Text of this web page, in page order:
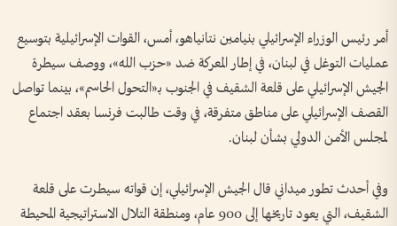
أمر رئيس الوزراء الإسرائيلي بنيامين نتانياهو، أمس، القوات الإسرائيلية بتوسيع
عمليات التوغل في لبنان، في إطار المعركة ضد «حزب الله»، ووصف سيطرة
الجيش الإسرائيلي على قلعة الشقيف في الجنوب بـ«التحول الحاسم»، بينما تواصل
القصف الإسرائيلي على مناطق متفرقة، في وقت طالبت فرنسا بعقد اجتماع
لمجلس الأمن الدولي بشأن لبنان.
وفي أحدث تطور ميداني قال الجيش الإسرائيلي، إن ‌قواته سيطرت على قلعة
الشقيف، التي يعود تاريخها إلى 900 عام، ومنطقة التلال الاستراتيجية المحيطة